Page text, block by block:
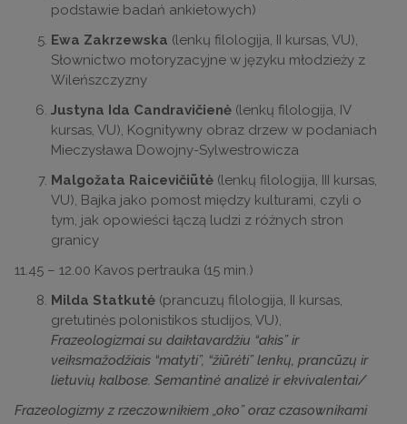
podstawie badań ankietowych)
Ewa Zakrzewska (lenkų filologija, II kursas, VU),
Słownictwo motoryzacyjne w języku młodzieży z
Wileńszczyzny
Justyna Ida Candravičienė (lenkų filologija, IV
kursas, VU), Kognitywny obraz drzew w podaniach
Mieczysława Dowojny-Sylwestrowicza
Malgožata Raicevičiūtė (lenkų filologija, III kursas,
VU), Bajka jako pomost między kulturami, czyli o
tym, jak opowieści łączą ludzi z różnych stron
granicy
11.45 – 12.00 Kavos pertrauka (15 min.)
Milda Statkutė (prancuzų filologija, II kursas,
gretutinės polonistikos studijos, VU),
Frazeologizmai su daiktavardžiu “akis” ir
veiksmažodžiais “matyti”, “žiūrėti” lenkų, prancūzų ir
lietuvių kalbose. Semantinė analizė ir ekvivalentai/
Frazeologizmy z rzeczownikiem „oko” oraz czasownikami